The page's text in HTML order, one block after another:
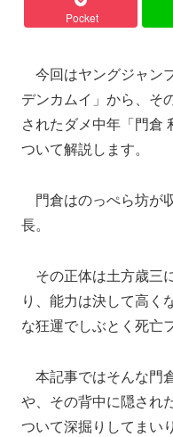
Pocket
今回はヤングジャン
デンカムイ」から、そ
されたダメ中年「門倉
ついて解説します。
門倉はのっぺら坊が
長。
その正体は土方歳三
り、能力は決して高く
な狂運でしぶとく死亡
本記事ではそんな門
や、その背中に隠され
ついて深掘りしてまい